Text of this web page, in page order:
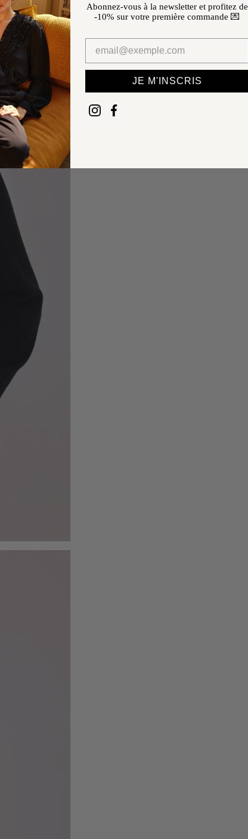
Abonnez-vous à la newsletter et profitez de
-10% sur votre première commande 💌
JE M'INSCRIS